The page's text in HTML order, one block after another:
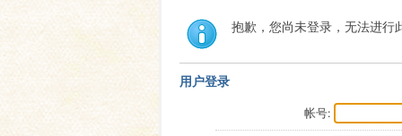
抱歉，您尚未登录，无法进行
用户登录
帐号: